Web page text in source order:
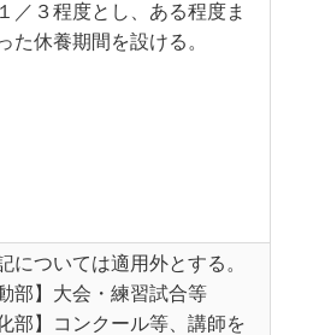
／３程度とし、ある程度ま
た休養期間を設ける。
については適用外とする。
動部】大会・練習試合等
化部】コンクール等、講師を